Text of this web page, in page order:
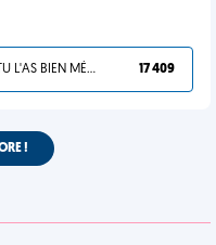
TU L'AS BIEN MÉRITÉ 17 409
!